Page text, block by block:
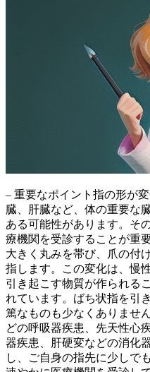
– 重要なポイント 指の形が
臓、肝臓など、体の重要な
ある可能性があります。 そ
療機関を受診することが重
大きく丸みを帯び、爪の付
指します。この変化は、慢
引き起こす物質が作られる
れています。 ばち状指を引
篤なものも少なくありませ
どの呼吸器疾患、先天性心
器疾患、肝硬変などの消化
し、ご自身の指先に少しで